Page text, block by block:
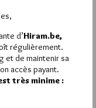
GIORDANO Bruno
d’Hiram.be,
régulièrement.
et de maintenir sa
accès payant.
très minime :